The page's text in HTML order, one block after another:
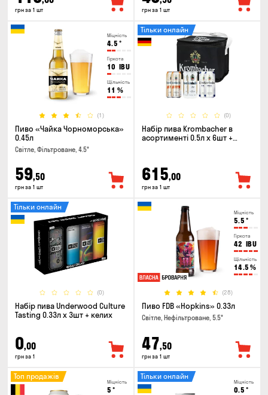
грн за 1 шт грн за 1 шт
Міцність
4.5 °
Гіркота
10 IBU
Щільність
11 %
(1)
Пиво «Чайка Чорноморська»
0.45л
Світле, Фільтроване, 4.5°
59,50
грн за 1 шт
(0)
Тільки онлайн
Набір пива Krombacher в
асортименті 0.5л х 6шт +
615,00
грн за 1 шт
(0)
Тільки онлайн
Набір пива Underwood Culture
Tasting 0.33л x 3шт + келих
0,00
грн за 1
Міцність
5.5 °
Гіркота
42 IBU
Щільність
14.5 %
(28)
Пиво FDB «Hopkins» 0.33л
Світле, Нефільтроване, 5.5°
47,50
грн за 1 шт
Міцність
5 °
Топ продажів
Міцність
0.5 °
Тільки онлайн